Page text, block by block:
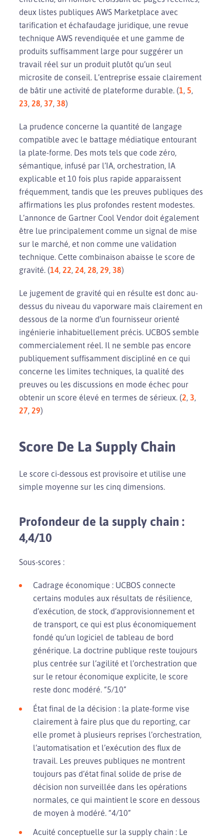
deux listes publiques AWS Marketplace avec
tarification et échafaudage juridique, une revue
technique AWS revendiquée et une gamme de
produits suffisamment large pour suggérer un
travail réel sur un produit plutôt qu’un seul
microsite de conseil. L’entreprise essaie clairement
de bâtir une activité de plateforme durable. (1, 5,
23, 28, 37, 38)
La prudence concerne la quantité de langage
compatible avec le battage médiatique entourant
la plate-forme. Des mots tels que code zéro,
sémantique, infusé par l’IA, orchestration, IA
explicable et 10 fois plus rapide apparaissent
fréquemment, tandis que les preuves publiques des
affirmations les plus profondes restent modestes.
L’annonce de Gartner Cool Vendor doit également
être lue principalement comme un signal de mise
sur le marché, et non comme une validation
technique. Cette combinaison abaisse le score de
gravité. (14, 22, 24, 28, 29, 38)
Le jugement de gravité qui en résulte est donc au-
dessus du niveau du vaporware mais clairement en
dessous de la norme d’un fournisseur orienté
ingénierie inhabituellement précis. UCBOS semble
commercialement réel. Il ne semble pas encore
publiquement suffisamment discipliné en ce qui
concerne les limites techniques, la qualité des
preuves ou les discussions en mode échec pour
obtenir un score élevé en termes de sérieux. (2, 3,
27, 29)
Score De La Supply Chain
Le score ci-dessous est provisoire et utilise une
simple moyenne sur les cinq dimensions.
Profondeur de la supply chain :
4,4/10
Sous-scores :
Cadrage économique : UCBOS connecte
certains modules aux résultats de résilience,
d’exécution, de stock, d’approvisionnement et
de transport, ce qui est plus économiquement
fondé qu’un logiciel de tableau de bord
générique. La doctrine publique reste toujours
plus centrée sur l’agilité et l’orchestration que
sur le retour économique explicite, le score
reste donc modéré. “5/10”
État final de la décision : la plate-forme vise
clairement à faire plus que du reporting, car
elle promet à plusieurs reprises l’orchestration,
l’automatisation et l’exécution des flux de
travail. Les preuves publiques ne montrent
toujours pas d’état final solide de prise de
décision non surveillée dans les opérations
normales, ce qui maintient le score en dessous
de moyen à modéré. “4/10”
Acuité conceptuelle sur la supply chain : Le